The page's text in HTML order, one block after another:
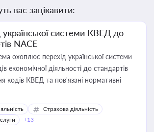
вас зацікавити:
української системи КВЕД до
NACE
охоплює перехід української системи
економічної діяльності до стандартів
кодів КВЕД та пов'язані нормативні
Страхова діяльність
+13